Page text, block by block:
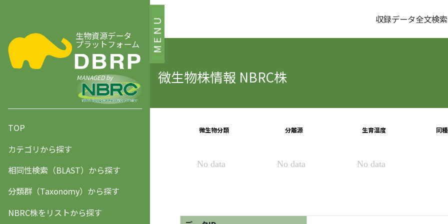
MENU
生物資源データ
プラットフォーム
MANAGED by
TOP
カテゴリから探す
相同性検索（BLAST）から探す
分類群（Taxonomy）から探す
NBRC株をリストから探す
収録データ全文検索
微生物株情報 NBRC株